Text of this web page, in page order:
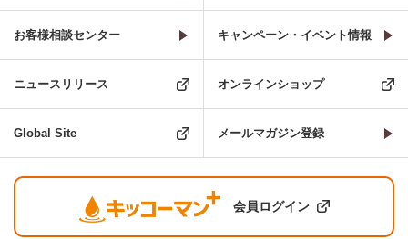
お客様相談センター キャンペーン・イベント情報
ニュースリリース オンラインショップ
Global Site メールマガジン登録
会員ログイン